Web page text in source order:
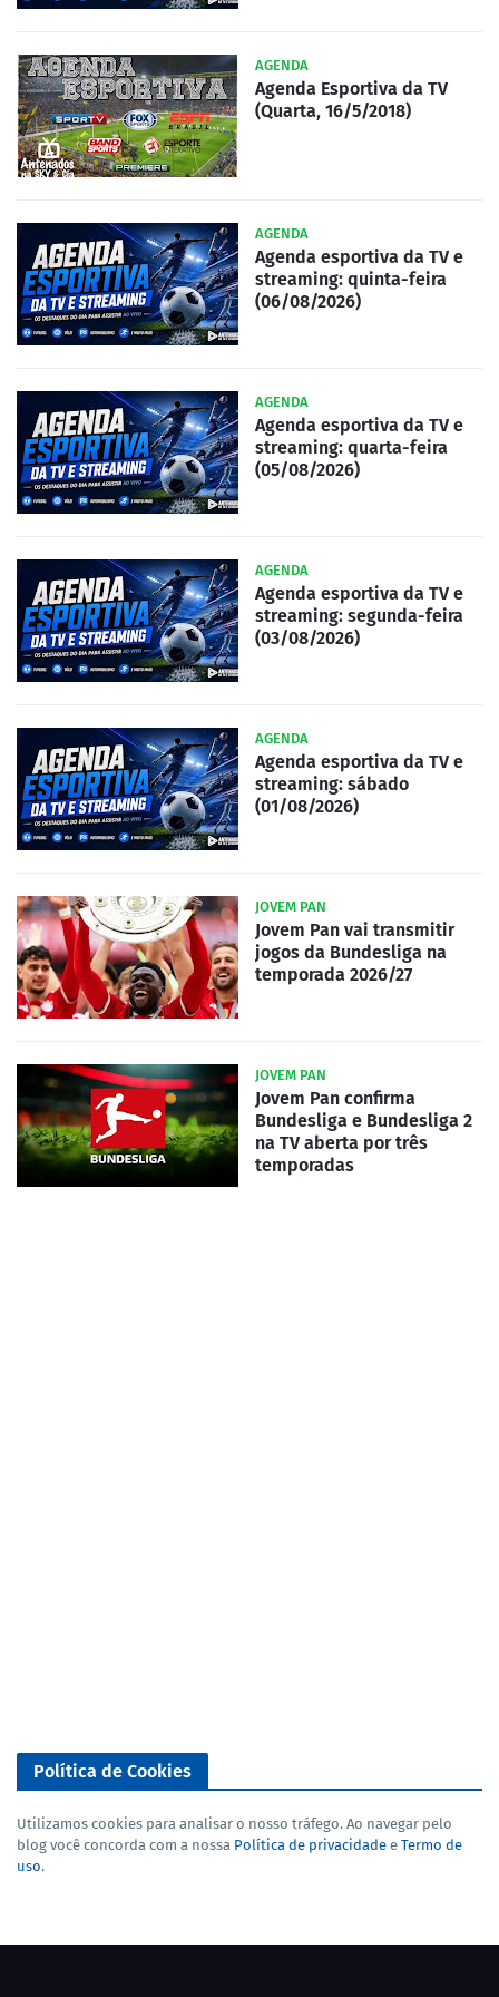
AGENDA
Agenda Esportiva da TV
(Quarta, 16/5/2018)
AGENDA
Agenda esportiva da TV e
streaming: quinta-feira
(06/08/2026)
AGENDA
Agenda esportiva da TV e
streaming: quarta-feira
(05/08/2026)
AGENDA
Agenda esportiva da TV e
streaming: segunda-feira
(03/08/2026)
AGENDA
Agenda esportiva da TV e
streaming: sábado
(01/08/2026)
JOVEM PAN
Jovem Pan vai transmitir
jogos da Bundesliga na
temporada 2026/27
JOVEM PAN
Jovem Pan confirma
Bundesliga e Bundesliga 2
na TV aberta por três
temporadas
Política de Cookies
Utilizamos cookies para analisar o nosso tráfego. Ao navegar pelo
blog você concorda com a nossa Política de privacidade e Termo de
uso.